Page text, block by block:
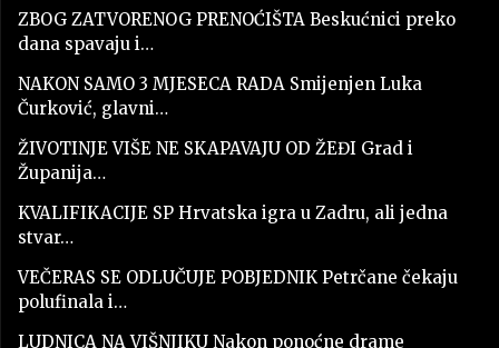
ZBOG ZATVORENOG PRENOĆIŠTA Beskućnici preko
dana spavaju i…
NAKON SAMO 3 MJESECA RADA Smijenjen Luka
Čurković, glavni…
ŽIVOTINJE VIŠE NE SKAPAVAJU OD ŽEĐI Grad i
Županija…
KVALIFIKACIJE SP Hrvatska igra u Zadru, ali jedna
stvar…
VEČERAS SE ODLUČUJE POBJEDNIK Petrčane čekaju
polufinala i…
LUDNICA NA VIŠNJIKU Nakon ponoćne drame